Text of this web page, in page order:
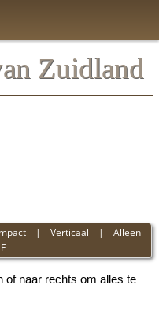
Zuidland
|Verticaal |Alleen
of naar rechts om alles te